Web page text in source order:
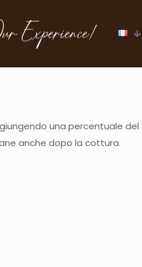
una percentuale del
anche dopo la cottura.